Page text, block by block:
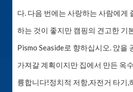
다. 다음 번에는 사랑하는 사람에게
하는 것이 좋지만 캠핑의 견고한 기
Pismo Seaside로 향하십시오. 앉을
가져갈 계획이지만 집에서 만든 옥
륭합니다!정치적 저항,자전거 타기,